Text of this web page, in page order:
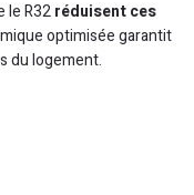
le R32réduisent ces
optimisée garantit
du logement.